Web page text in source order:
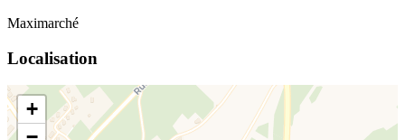
Maximarché
Localisation
+